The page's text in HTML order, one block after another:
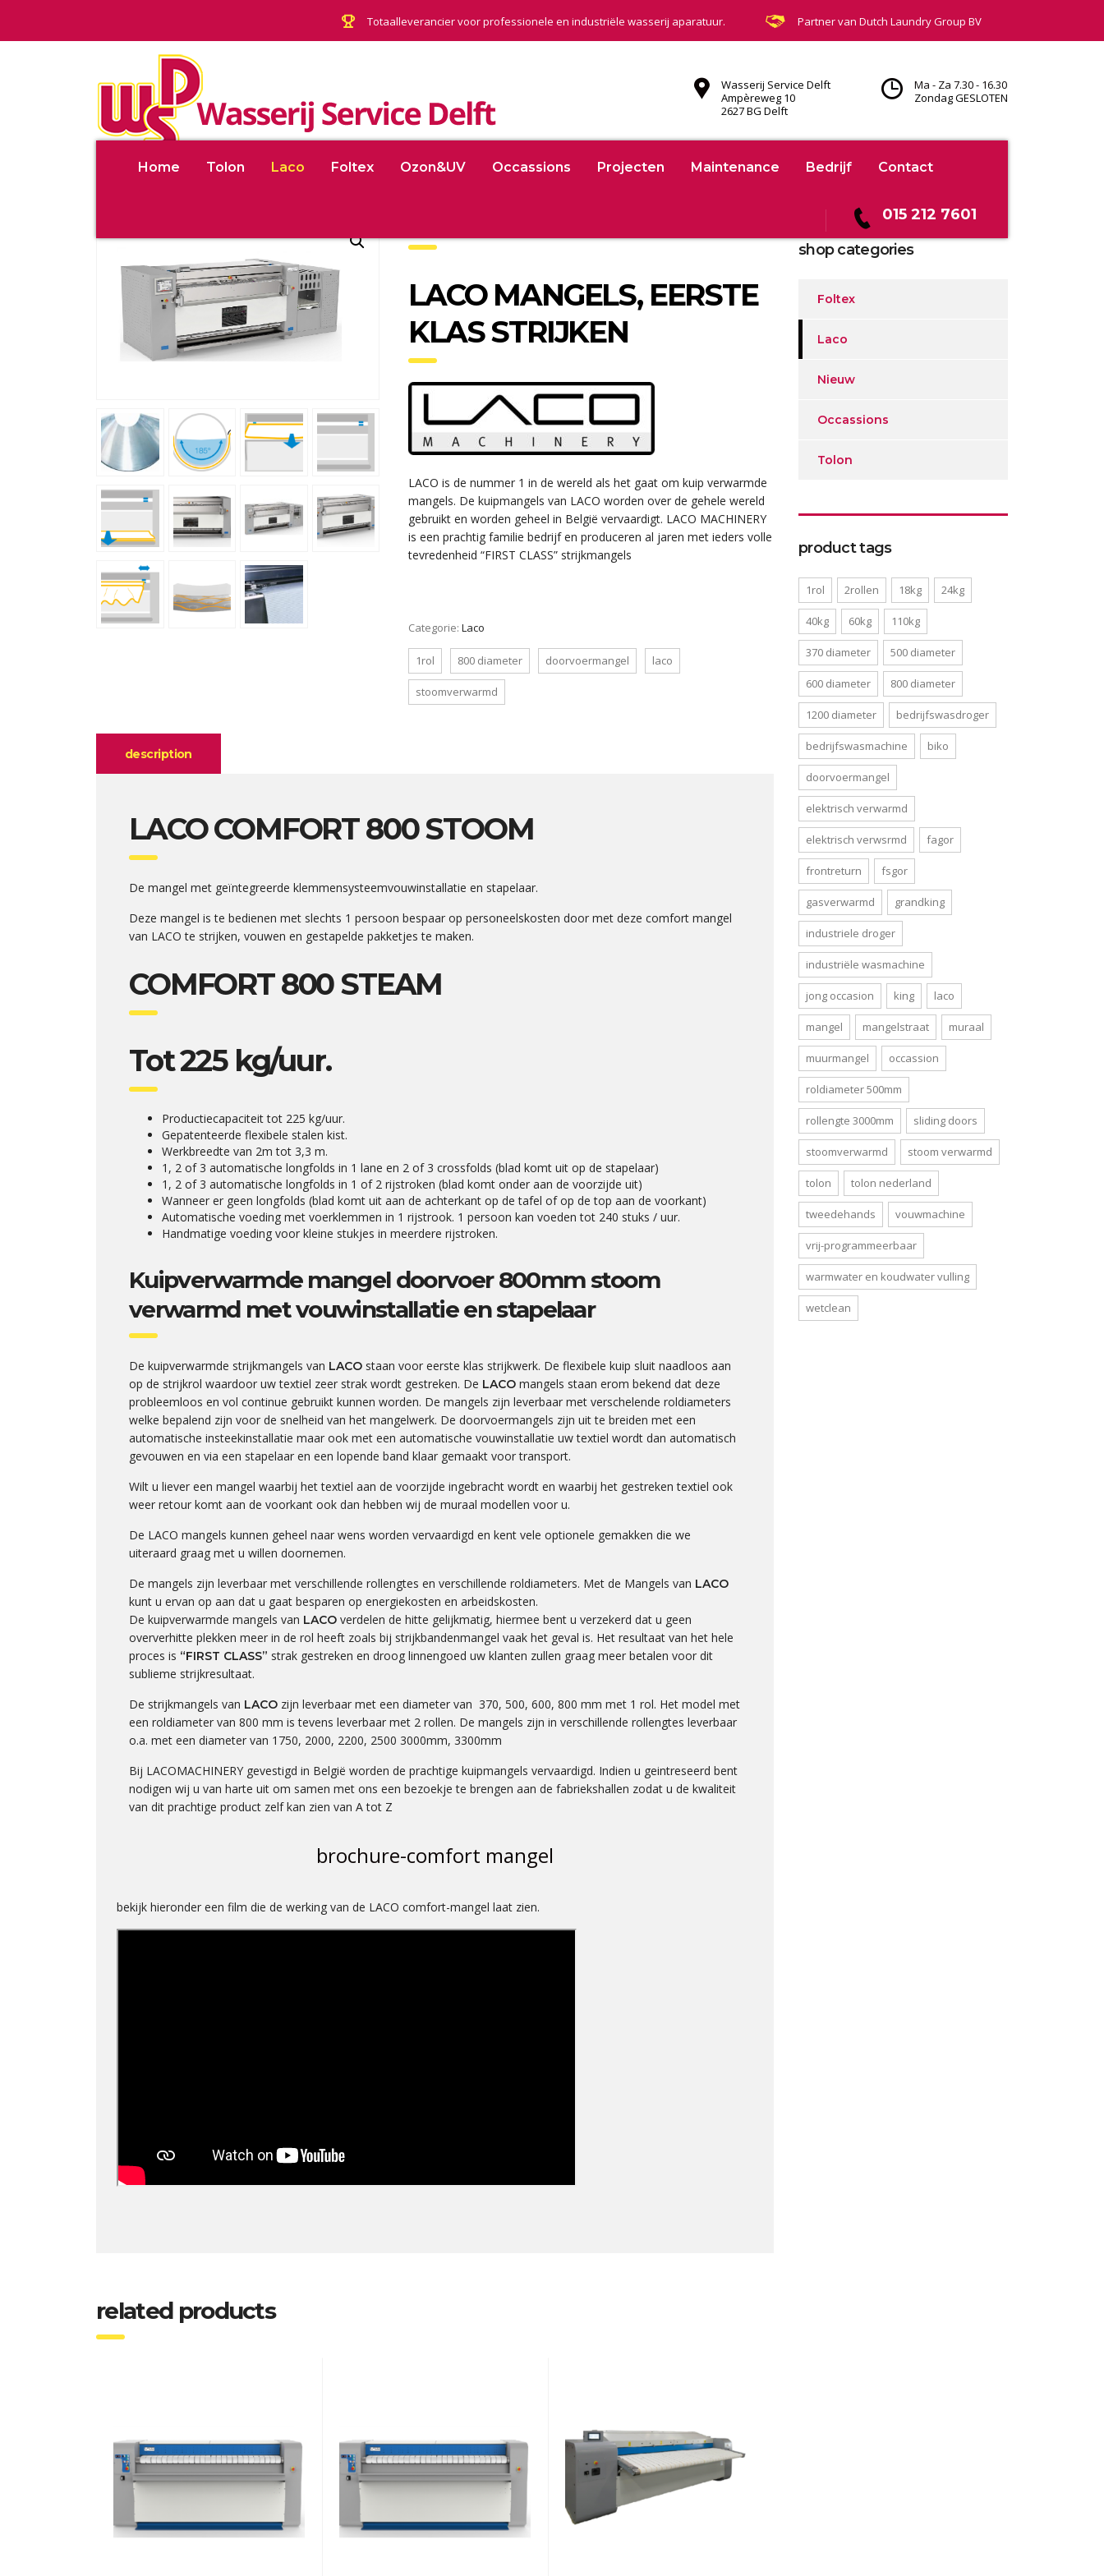
Totaalleverancier voor professionele en industriële wasserij aparatuur. Partner van Dutch Laundry Group BV
Ma - Za 7.30 - 16.30
Zondag GESLOTEN
Wasserij Service Delft
Ampèreweg 10
2627 BG Delft
Home Tolon Laco Foltex Ozon&UV Occassions Projecten Maintenance Bedrijf Contact
015 212 7601
LACO MANGELS, EERSTE
KLAS STRIJKEN
LACO is de nummer 1 in de wereld als het gaat om kuip verwarmde
mangels. De kuipmangels van LACO worden over de gehele wereld
gebruikt en worden geheel in België vervaardigt. LACO MACHINERY
is een prachtig familie bedrijf en produceren al jaren met ieders volle
tevredenheid “FIRST CLASS” strijkmangels
Categorie: Laco
1rol 800 diameter doorvoermangel laco
stoomverwarmd
description
LACOCOMFORT 800 STOOM
De mangel met geïntegreerde klemmensysteemvouwinstallatie en stapelaar.
Deze mangel is te bedienen met slechts 1 persoon bespaar op personeelskosten door met deze comfort mangel
van LACO te strijken, vouwen en gestapelde pakketjes te maken.
COMFORT 800 STEAM
Tot 225 kg/uur.
Productiecapaciteit tot 225 kg/uur.
Gepatenteerde flexibele stalen kist.
Werkbreedte van 2m tot 3,3 m.
1, 2 of 3 automatische longfolds in 1 lane en 2 of 3 crossfolds (blad komt uit op de stapelaar)
1, 2 of 3 automatische longfolds in 1 of 2 rijstroken (blad komt onder aan de voorzijde uit)
Wanneer er geen longfolds (blad komt uit aan de achterkant op de tafel of op de top aan de voorkant)
Automatische voeding met voerklemmen in 1 rijstrook. 1 persoon kan voeden tot 240 stuks / uur.
Handmatige voeding voor kleine stukjes in meerdere rijstroken.
Kuipverwarmde mangel doorvoer 800mm stoom
verwarmd met vouwinstallatie en stapelaar
De kuipverwarmde strijkmangels van LACO staan voor eerste klas strijkwerk. De flexibele kuip sluit naadloos aan
op de strijkrol waardoor uw textiel zeer strak wordt gestreken. De LACO mangels staan erom bekend dat deze
probleemloos en vol continue gebruikt kunnen worden. De mangels zijn leverbaar met verschelende roldiameters
welke bepalend zijn voor de snelheid van het mangelwerk. De doorvoermangels zijn uit te breiden met een
automatische insteekinstallatie maar ook met een automatische vouwinstallatie uw textiel wordt dan automatisch
gevouwen en via een stapelaar en een lopende band klaar gemaakt voor transport.
Wilt u liever een mangel waarbij het textiel aan de voorzijde ingebracht wordt en waarbij het gestreken textiel ook
weer retour komt aan de voorkant ook dan hebben wij de muraal modellen voor u.
De LACO mangels kunnen geheel naar wens worden vervaardigd en kent vele optionele gemakken die we
uiteraard graag met u willen doornemen.
De mangels zijn leverbaar met verschillende rollengtes en verschillende roldiameters. Met de Mangels van LACO
kunt u ervan op aan dat u gaat besparen op energiekosten en arbeidskosten.
De kuipverwarmde mangels van LACO verdelen de hitte gelijkmatig, hiermee bent u verzekerd dat u geen
oververhitte plekken meer in de rol heeft zoals bij strijkbandenmangel vaak het geval is. Het resultaat van het hele
proces is “FIRST CLASS” strak gestreken en droog linnengoed uw klanten zullen graag meer betalen voor dit
sublieme strijkresultaat.
De strijkmangels van LACO zijn leverbaar met een diameter van 370, 500, 600, 800 mm met 1 rol. Het model met
een roldiameter van 800 mm is tevens leverbaar met 2 rollen. De mangels zijn in verschillende rollengtes leverbaar
o.a. met een diameter van 1750, 2000, 2200, 2500 3000mm, 3300mm
Bij LACOMACHINERY gevestigd in België worden de prachtige kuipmangels vervaardigd. Indien u geintreseerd bent
nodigen wij u van harte uit om samen met ons een bezoekje te brengen aan de fabriekshallen zodat u de kwaliteit
van dit prachtige product zelf kan zien van A tot Z
brochure-comfort mangel
bekijk hieronder een film die de werking van de LACO comfort-mangel laat zien.
related products
shop categories
Foltex
Laco
Nieuw
Occassions
Tolon
product tags
1rol 2rollen 18kg 24kg
40kg 60kg 110kg
370 diameter 500 diameter
600 diameter 800 diameter
1200 diameter bedrijfswasdroger
bedrijfswasmachine biko
doorvoermangel
elektrisch verwarmd
elektrisch verwsrmd fagor
frontreturn fsgor
gasverwarmd grandking
industriele droger
industriële wasmachine
jong occasion king laco
mangel mangelstraat muraal
muurmangel occassion
roldiameter 500mm
rollengte 3000mm sliding doors
stoomverwarmd stoom verwarmd
tolon tolon nederland
tweedehands vouwmachine
vrij-programmeerbaar
warmwater en koudwater vulling
wetclean